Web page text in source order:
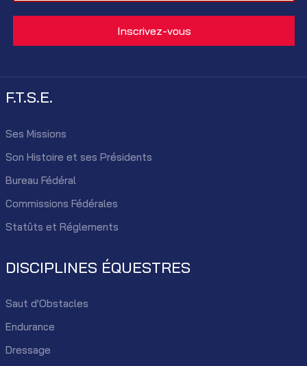
F.T.S.E.
Ses Missions
Son Histoire et ses Présidents
Bureau Fédéral
Commissions Fédérales
Statûts et Réglements
DISCIPLINES ÉQUESTRES
Saut d'Obstacles
Endurance
Dressage